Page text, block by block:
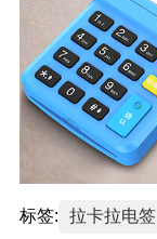
标签: 拉卡拉电签